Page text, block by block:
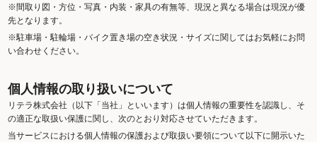
※間取り図・方位・写真・内装・家具の有無等、現況と異なる場合は現況が優
先となります。
※駐車場・駐輪場・バイク置き場の空き状況・サイズに関してはお気軽にお問
い合わせください。
個人情報の取り扱いについて
リテラ株式会社（以下「当社」といいます）は個人情報の重要性を認識し、そ
の適正な取扱い保護に関し、次のとおり対応させていただきます。
当サービスにおける個人情報の保護および取扱い要領について以下に開示いた